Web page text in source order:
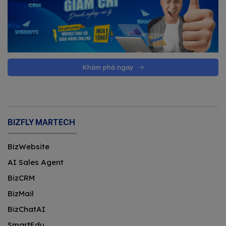
Khám phá ngay
BIZFLY MARTECH
BizWebsite
AI Sales Agent
BizCRM
BizMail
BizChatAI